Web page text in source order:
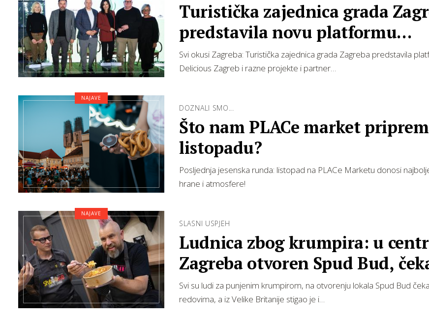
Turistička zajednica grada
predstavila novu platformu
Delicious Zagreb …
Svi okusi Zagreba: Turistička zajednica grada Zagreba predstavila
Delicious Zagreb i razne projekte i partner…
DOZNALI SMO...
Što nam PLACe market
listopadu?
Posljednja jesenska runda: listopad na PLACe Marketu donosi
hrane i atmosfere!
NAJAVE
SLASNI USPJEH
Ludnica zbog krumpira: u
Zagreba otvoren Spud Bud,
u redovima
Svi su ludi za punjenim krumpirom, na otvorenju lokala Spud Bud
redovima, a iz Velike Britanije stigao je i…
NAJAVE